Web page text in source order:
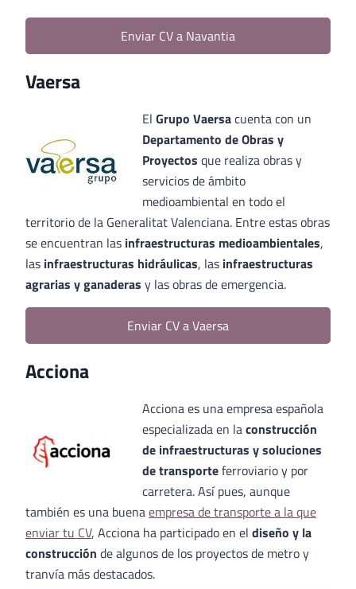
Enviar CV a Navantia
Vaersa
El Grupo Vaersacuenta con un
Departamento de Obras y
Proyectos que realiza obras y
servicios de ámbito
medioambiental en todo el
territorio de la Generalitat Valenciana. Entre estas obras
se encuentran las infraestructuras medioambientales,
las infraestructuras hidráulicas, las infraestructuras
agrarias y ganaderas y las obras de emergencia.
Enviar CV a Vaersa
Acciona
Acciona es una empresa española
especializada en laconstrucción
de infraestructuras y soluciones
de transporteferroviario y por
carretera. Así pues, aunque
también es una buenaempresa de transporte a la que
enviar tu CV, Acciona ha participado en el diseño y la
construcción de algunos de los proyectos de metro y
tranvía más destacados.